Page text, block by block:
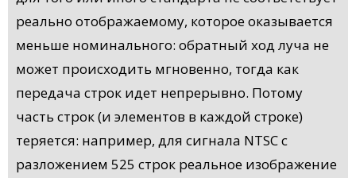
реально отображаемому, которое оказывается
меньше номинального: обратный ход луча не
может происходить мгновенно, тогда как
передача строк идет непрерывно. Потому
часть строк (и элементов в каждой строке)
теряется: например, для сигнала NTSC с
разложением 525 строк реальное изображение